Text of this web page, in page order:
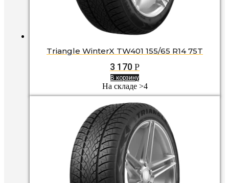
Triangle WinterX TW401 155/65 R14 75T
3 170 Р
В корзину
На складе >4